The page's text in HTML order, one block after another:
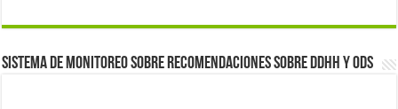
Sistema de monitoreo sobre recomendaciones sobre DDHH y ODS